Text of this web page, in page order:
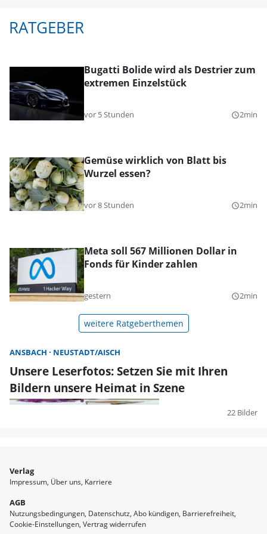
RATGEBER
Bugatti Bolide wird als Destrier zum
extremen Einzelstück
vor 5 Stunden query_builder2min
Gemüse wirklich von Blatt bis
Wurzel essen?
vor 8 Stunden query_builder2min
Meta soll 567 Millionen Dollar in
Fonds für Kinder zahlen
gestern query_builder2min
weitere Ratgeberthemen
ANSBACH NEUSTADT/AISCH
Unsere Leserfotos: Setzen Sie mit Ihren
Bildern unsere Heimat in Szene
22 Bilder
Verlag
Impressum Über uns Karriere
AGB
Nutzungsbedingungen Datenschutz Abo kündigen Barrierefreiheit
Cookie-Einstellungen Vertrag widerrufen